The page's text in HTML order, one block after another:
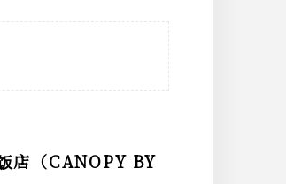
店（CANOPY BY